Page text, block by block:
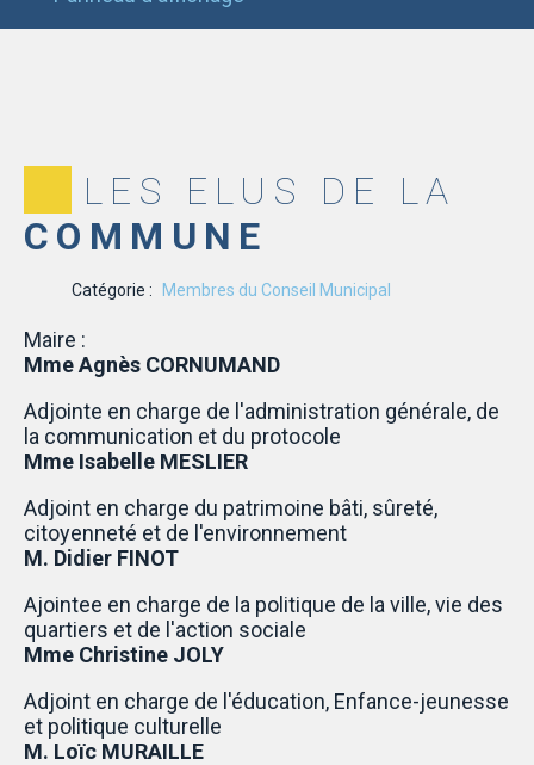
LES ELUS DE LA
COMMUNE
Catégorie : Membres du Conseil Municipal
Maire :
Mme Agnès CORNUMAND
Adjointe en charge de l'administration générale, de
la communication et du protocole
Mme Isabelle MESLIER
Adjoint en charge du patrimoine bâti, sûreté,
citoyenneté et de l'environnement
M. Didier FINOT
Ajointee en charge de la politique de la ville, vie des
quartiers et de l'action sociale
Mme Christine JOLY
Adjoint en charge de l'éducation, Enfance-jeunesse
et politique culturelle
M. Loïc MURAILLE